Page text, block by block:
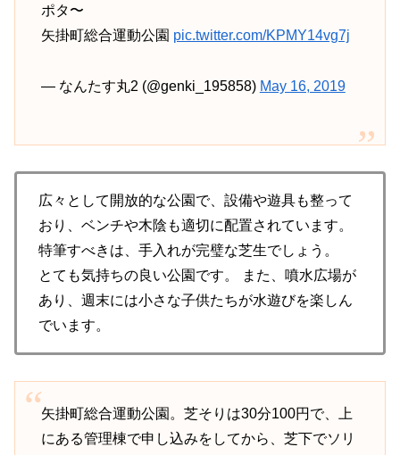
ポタ〜
矢掛町総合運動公園 pic.twitter.com/KPMY14vg7j
— なんたす丸2 (@genki_195858) May 16, 2019
広々として開放的な公園で、設備や遊具も整って
おり、ベンチや木陰も適切に配置されています。
特筆すべきは、手入れが完璧な芝生でしょう。
とても気持ちの良い公園です。 また、噴水広場が
あり、週末には小さな子供たちが水遊びを楽しん
でいます。
矢掛町総合運動公園。芝そりは30分100円で、上
にある管理棟で申し込みをしてから、芝下でソリ